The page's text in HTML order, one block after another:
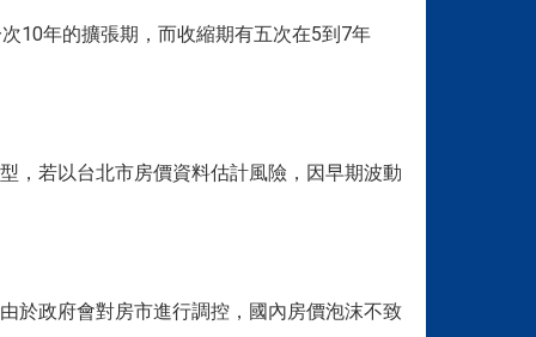
10年的擴張期，而收縮期有五次在5到7年
，若以台北市房價資料估計風險，因早期波動
於政府會對房市進行調控，國內房價泡沫不致